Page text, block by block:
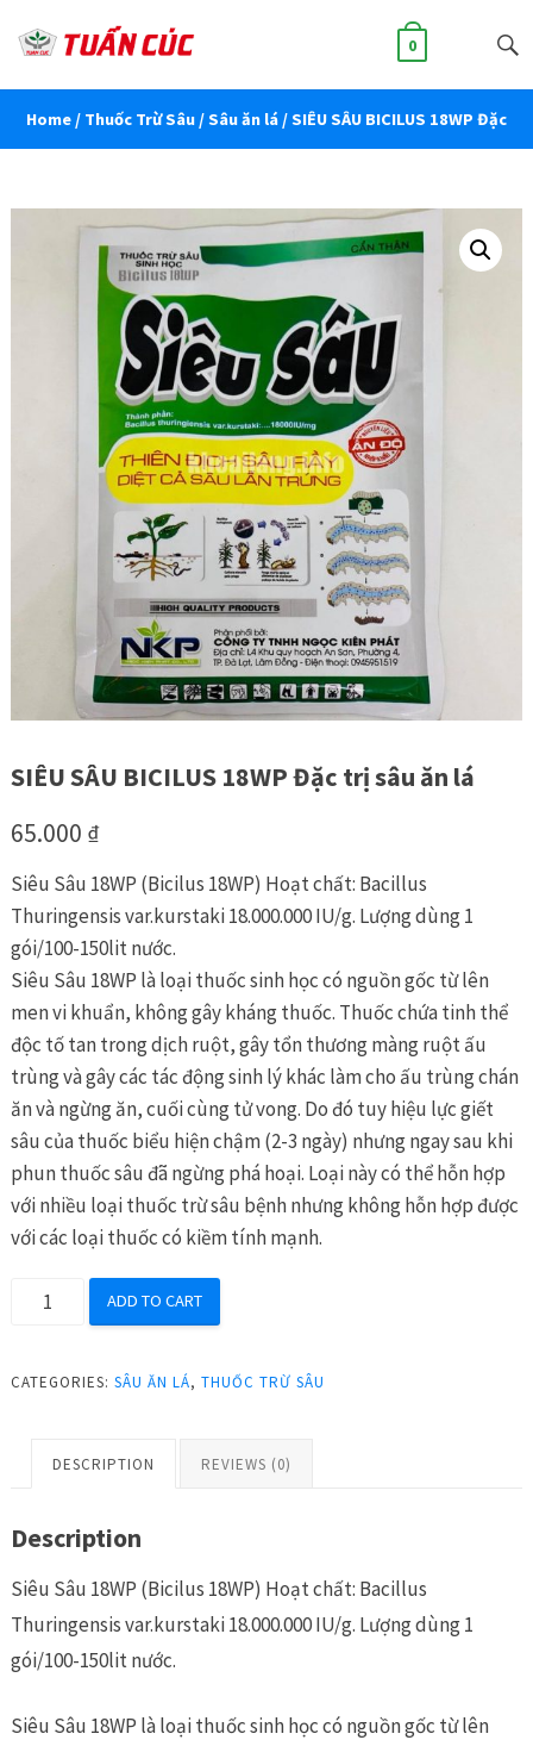
0
Home / Thuốc Trừ Sâu /Sâu ăn lá / SIÊU SÂU BICILUS 18WP Đặc
SIÊU SÂU BICILUS 18WP Đặc trị sâu ăn lá
65.000 ₫
Siêu Sâu 18WP (Bicilus 18WP) Hoạt chất: Bacillus
Thuringensis var.kurstaki 18.000.000 IU/g. Lượng dùng 1
gói/100-150lit nước.
Siêu Sâu 18WP là loại thuốc sinh học có nguồn gốc từ lên
men vi khuẩn, không gây kháng thuốc. Thuốc chứa tinh thể
độc tố tan trong dịch ruột, gây tổn thương màng ruột ấu
trùng và gây các tác động sinh lý khác làm cho ấu trùng chán
ăn và ngừng ăn, cuối cùng tử vong. Do đó tuy hiệu lực giết
sâu của thuốc biểu hiện chậm (2-3 ngày) nhưng ngay sau khi
phun thuốc sâu đã ngừng phá hoại. Loại này có thể hỗn hợp
với nhiều loại thuốc trừ sâu bệnh nhưng không hỗn hợp được
với các loại thuốc có kiềm tính mạnh.
SIÊU
18WP
lá
quantity
ADD TO CART
CATEGORIES: SÂU ĂN LÁ, THUỐC TRỪ SÂU
DESCRIPTION REVIEWS (0)
Description
Siêu Sâu 18WP (Bicilus 18WP) Hoạt chất: Bacillus
Thuringensis var.kurstaki 18.000.000 IU/g. Lượng dùng 1
gói/100-150lit nước.
Siêu Sâu 18WP là loại thuốc sinh học có nguồn gốc từ lên